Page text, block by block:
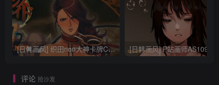
[日韩画风] 织田non大神卡牌CG插画设计画集256P 161M_CG原画资源
评论 抢沙发